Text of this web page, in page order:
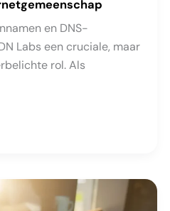
en DNS-
Labs een cruciale, maar
rol. Als